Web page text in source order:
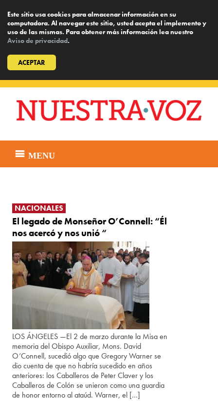
Este sitio usa cookies para almacenar información en su
computadora. Al navegar este sitio, usted acepta el implemento y
uso de las mismas. Para obtener más información lea nuestro
Aviso de privacidad.
ACEPTAR
content
MENU
NACIONALES
El legado de Monseñor O’Connell: “Él
nos acercó y nos unió “
LOS ÁNGELES —El 2 de marzo durante la Misa en
memoria del Obispo Auxiliar, Mons. David
O’Connell, sucedió algo que Gregory Warner se
dio cuenta de que no habría sucedido en años
anteriores: los Caballeros de Peter Claver y los
Caballeros de Colón se unieron como una guardia
de honor entorno al ataúd. Warner, el […]